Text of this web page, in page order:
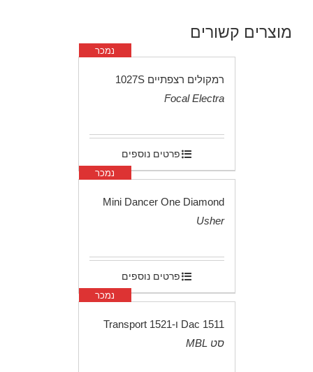
מוצרים קשורים
נמכר
רמקולים רצפתיים 1027S
Focal Electra
פרטים נוספים
נמכר
Mini Dancer One Diamond
Usher
פרטים נוספים
נמכר
1511 Dac ו-1521 Transport
סט MBL